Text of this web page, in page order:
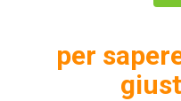
per